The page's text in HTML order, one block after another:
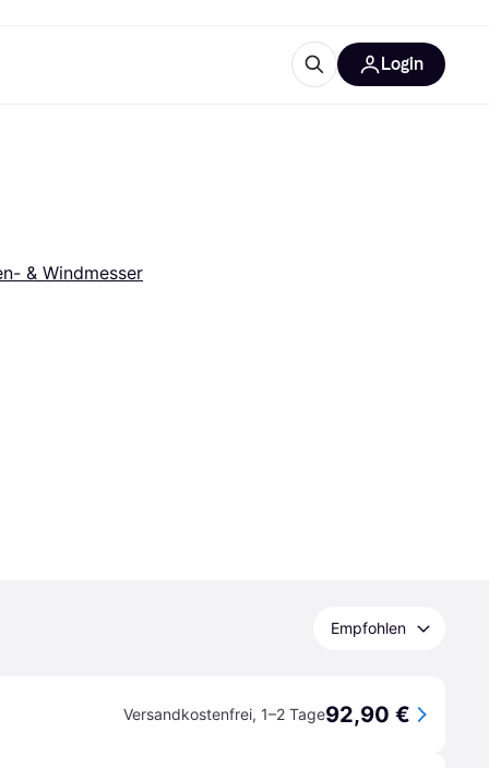
Login
& Windmesser
Empfohlen
Versandkostenfrei, 1–2 Tage92,90 €